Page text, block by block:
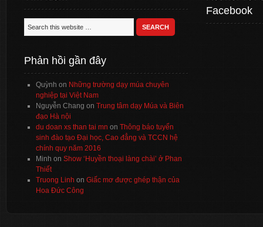
Phản hồi gần đây
Quỳnh on Những trường dạy múa chuyên
nghiệp tại Việt Nam
Nguyễn Chang on Trung tâm dạy Múa và Biên
đạo Hà nội
du doan xs than tai mn on Thông báo tuyển
sinh đào tạo Đại học, Cao đẳng và TCCN hệ
chính quy năm 2016
Minh on Show ‘Huyền thoại làng chài’ ở Phan
Thiết
Truong Linh on Giấc mơ được ghép thận của
Hoa Đức Công
Facebook